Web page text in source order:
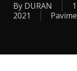
By DURAN
2021